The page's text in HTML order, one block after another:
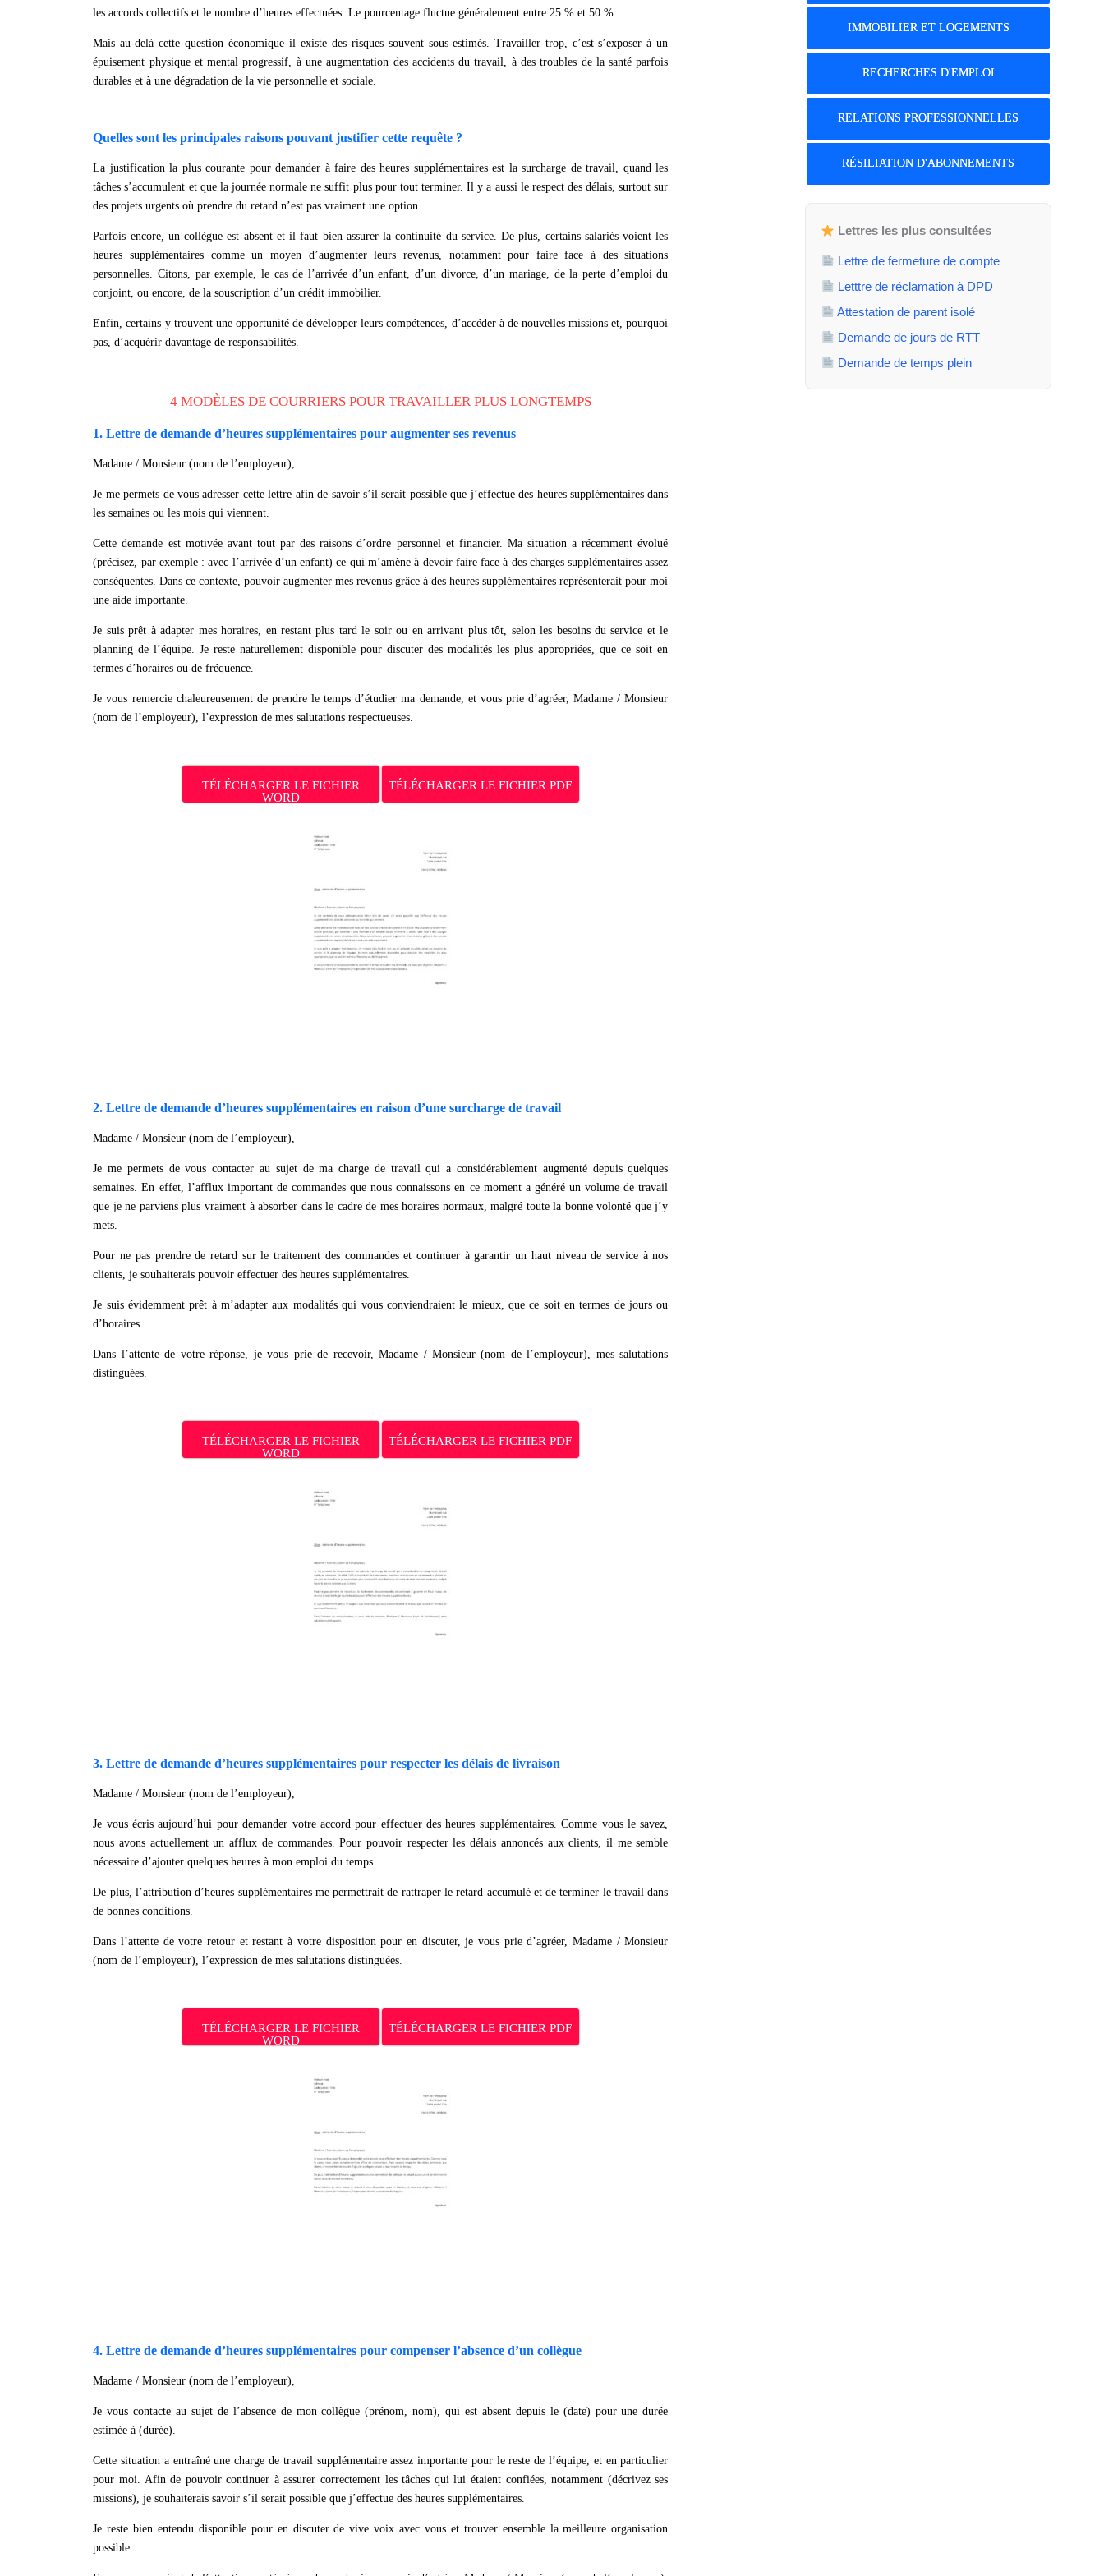
les accords collectifs et le nombre d’heures effectuées. Le pourcentage fluctue généralement entre 25 % et 50 %.
Mais au-delà cette question économique il existe des risques souvent sous-estimés. Travailler trop, c’est s’exposer à un
épuisement physique et mental progressif, à une augmentation des accidents du travail, à des troubles de la santé parfois
durables et à une dégradation de la vie personnelle et sociale.
Quelles sont les principales raisons pouvant justifier cette requête ?
La justification la plus courante pour demander à faire des heures supplémentaires est la surcharge de travail, quand les
tâches s’accumulent et que la journée normale ne suffit plus pour tout terminer. Il y a aussi le respect des délais, surtout sur
des projets urgents où prendre du retard n’est pas vraiment une option.
Parfois encore, un collègue est absent et il faut bien assurer la continuité du service. De plus, certains salariés voient les
heures supplémentaires comme un moyen d’augmenter leurs revenus, notamment pour faire face à des situations
personnelles. Citons, par exemple, le cas de l’arrivée d’un enfant, d’un divorce, d’un mariage, de la perte d’emploi du
conjoint, ou encore, de la souscription d’un crédit immobilier.
Enfin, certains y trouvent une opportunité de développer leurs compétences, d’accéder à de nouvelles missions et, pourquoi
pas, d’acquérir davantage de responsabilités.
4 MODÈLES DE COURRIERS POUR TRAVAILLER PLUS LONGTEMPS
1. Lettre de demande d’heures supplémentaires pour augmenter ses revenus
Madame / Monsieur (nom de l’employeur),
Je me permets de vous adresser cette lettre afin de savoir s’il serait possible que j’effectue des heures supplémentaires dans
les semaines ou les mois qui viennent.
Cette demande est motivée avant tout par des raisons d’ordre personnel et financier. Ma situation a récemment évolué
(précisez, par exemple : avec l’arrivée d’un enfant) ce qui m’amène à devoir faire face à des charges supplémentaires assez
conséquentes. Dans ce contexte, pouvoir augmenter mes revenus grâce à des heures supplémentaires représenterait pour moi
une aide importante.
Je suis prêt à adapter mes horaires, en restant plus tard le soir ou en arrivant plus tôt, selon les besoins du service et le
planning de l’équipe. Je reste naturellement disponible pour discuter des modalités les plus appropriées, que ce soit en
termes d’horaires ou de fréquence.
Je vous remercie chaleureusement de prendre le temps d’étudier ma demande, et vous prie d’agréer, Madame / Monsieur
(nom de l’employeur), l’expression de mes salutations respectueuses.
TÉLÉCHARGER LE FICHIER
WORD
TÉLÉCHARGER LE FICHIER PDF
2. Lettre de demande d’heures supplémentaires en raison d’une surcharge de travail
Madame / Monsieur (nom de l’employeur),
Je me permets de vous contacter au sujet de ma charge de travail qui a considérablement augmenté depuis quelques
semaines. En effet, l’afflux important de commandes que nous connaissons en ce moment a généré un volume de travail
que je ne parviens plus vraiment à absorber dans le cadre de mes horaires normaux, malgré toute la bonne volonté que j’y
mets.
Pour ne pas prendre de retard sur le traitement des commandes et continuer à garantir un haut niveau de service à nos
clients, je souhaiterais pouvoir effectuer des heures supplémentaires.
Je suis évidemment prêt à m’adapter aux modalités qui vous conviendraient le mieux, que ce soit en termes de jours ou
d’horaires.
Dans l’attente de votre réponse, je vous prie de recevoir, Madame / Monsieur (nom de l’employeur), mes salutations
distinguées.
TÉLÉCHARGER LE FICHIER
WORD
TÉLÉCHARGER LE FICHIER PDF
3. Lettre de demande d’heures supplémentaires pour respecter les délais de livraison
Madame / Monsieur (nom de l’employeur),
Je vous écris aujourd’hui pour demander votre accord pour effectuer des heures supplémentaires. Comme vous le savez,
nous avons actuellement un afflux de commandes. Pour pouvoir respecter les délais annoncés aux clients, il me semble
nécessaire d’ajouter quelques heures à mon emploi du temps.
De plus, l’attribution d’heures supplémentaires me permettrait de rattraper le retard accumulé et de terminer le travail dans
de bonnes conditions.
Dans l’attente de votre retour et restant à votre disposition pour en discuter, je vous prie d’agréer, Madame / Monsieur
(nom de l’employeur), l’expression de mes salutations distinguées.
TÉLÉCHARGER LE FICHIER
WORD
TÉLÉCHARGER LE FICHIER PDF
4. Lettre de demande d’heures supplémentaires pour compenser l’absence d’un collègue
Madame / Monsieur (nom de l’employeur),
Je vous contacte au sujet de l’absence de mon collègue (prénom, nom), qui est absent depuis le (date) pour une durée
estimée à (durée).
Cette situation a entraîné une charge de travail supplémentaire assez importante pour le reste de l’équipe, et en particulier
pour moi. Afin de pouvoir continuer à assurer correctement les tâches qui lui étaient confiées, notamment (décrivez ses
missions), je souhaiterais savoir s’il serait possible que j’effectue des heures supplémentaires.
Je reste bien entendu disponible pour en discuter de vive voix avec vous et trouver ensemble la meilleure organisation
possible.
IMMOBILIER ET LOGEMENTS
RECHERCHES D'EMPLOI
RELATIONS PROFESSIONNELLES
RÉSILIATION D'ABONNEMENTS
Lettres les plus consultées
Lettre de fermeture de compte
Letttre de réclamation à DPD
Attestation de parent isolé
Demande de jours de RTT
Demande de temps plein